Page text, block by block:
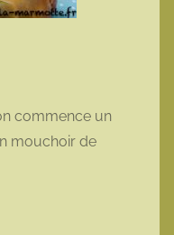
commence un
mouchoir de